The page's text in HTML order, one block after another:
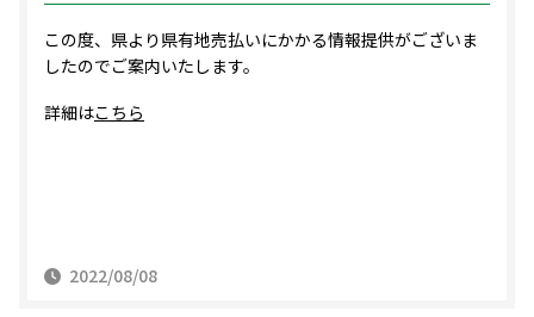
2022/08/08
この度、県より県有地売払いにかかる情報提供がございま
したのでご案内いたします。
詳細はこちら